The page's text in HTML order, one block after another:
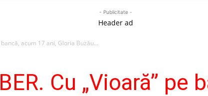
- Publicitate -
Header ad
bancă, acum 17 ani, Gloria Buzău...
Cu „Vioară” pe